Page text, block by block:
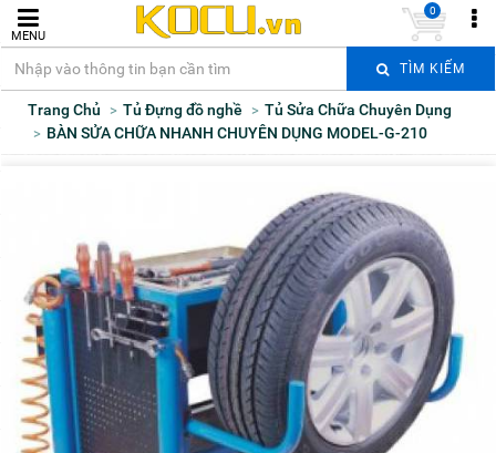
MENU
TÌM KIẾM
0
Trang Chủ Tủ Đựng đồ nghề
Tủ Sửa Chữa Chuyên Dụng
BÀN SỬA CHỮA NHANH CHUYÊN DỤNG MODEL-G-210